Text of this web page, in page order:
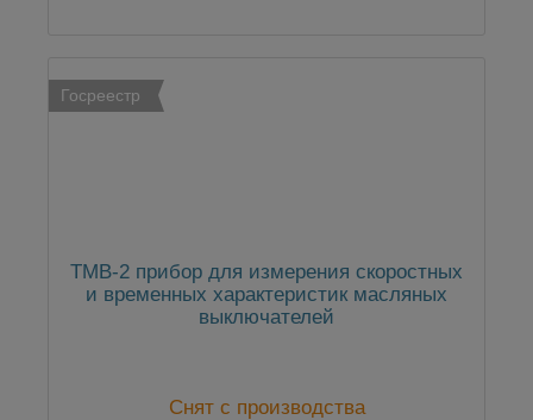
Госреестр
ТМВ-2 прибор для измерения скоростных
и временных характеристик масляных
выключателей
Снят с производства